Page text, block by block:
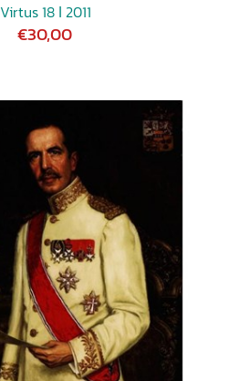
Virtus 18 ǀ 2011
€30,00